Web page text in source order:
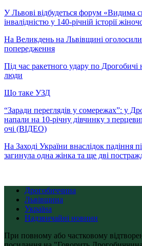
У Львові відбудеться форум «Видима
інвалідністю у 140-річній історії
На Великдень на Львівщині
попередження
Під час ракетного удару по Дрогобичі
люди
Що таке УЗД
“Заради переглядів у сомережах”: у
напали на 10-річну дівчинку з
очі (ВІДЕО)
На Заході України внаслідок падіння
загинула одна жінка та ще дві
Дрогобиччина
Львівщина
Україна
Надзвичайні новини
При повному або частковому